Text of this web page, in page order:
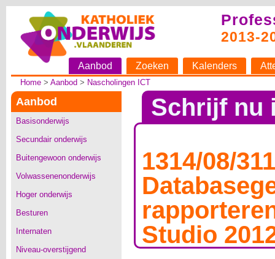
2013-
Aanbod Zoeken Kalenders
Home> Aanbod > Nascholingen ICT
Aanbod
Basisonderwijs
Secundair onderwijs
Buitengewoon onderwijs
Volwassenenonderwijs
Hoger onderwijs
Besturen
Internaten
Niveau-overstijgend
Schrijf nu
1314/08/311
Studio